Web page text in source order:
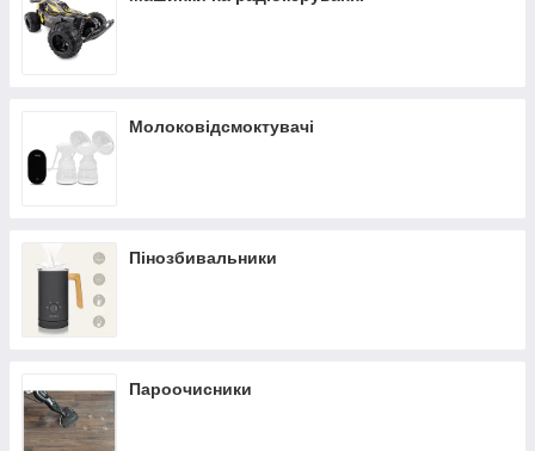
Молоковідсмоктувачі
Пінозбивальники
Пароочисники